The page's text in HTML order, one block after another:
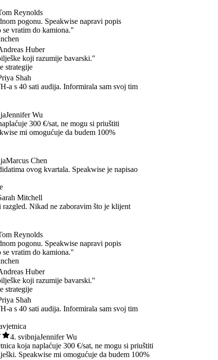
Reynolds
pogonu. Speakwise napravi popis
vratim do kamiona."
Huber
koji razumije bavarski."
Shah
s 40 sati audija. Informirala sam svoj tim
Wu
300 €/sat, ne mogu si priuštiti
mi omogućuje da budem 100%
Chen
ovog kvartala. Speakwise je napisao
Mitchell
Nikad ne zaboravim što je klijent
Reynolds
pogonu. Speakwise napravi popis
vratim do kamiona."
Huber
koji razumije bavarski."
Shah
s 40 sati audija. Informirala sam svoj tim
4. svibnjaJennifer Wu
koja naplaćuje 300 €/sat, ne mogu si priuštiti
Speakwise mi omogućuje da budem 100%